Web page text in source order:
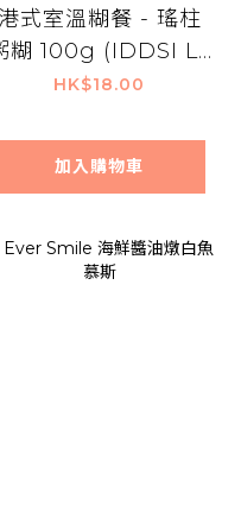
港式室溫糊餐 - 瑤柱
糊 100g (IDDSI Lv
4)
HK$18.00
加入購物車